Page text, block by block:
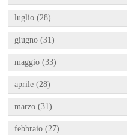
luglio (28)
giugno (31)
maggio (33)
aprile (28)
marzo (31)
febbraio (27)